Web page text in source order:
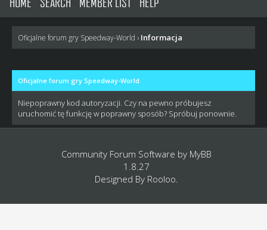
Oficjalne forum gry Speedway-World › Informacja
Oficjalne forum gry Speedway-World
Niepoprawny kod autoryzacji. Czy na pewno próbujesz
uruchomić tę funkcję w poprawny sposób? Spróbuj ponownie.
Community Forum Software by MyBB
1.8.27
Designed By Rooloo.